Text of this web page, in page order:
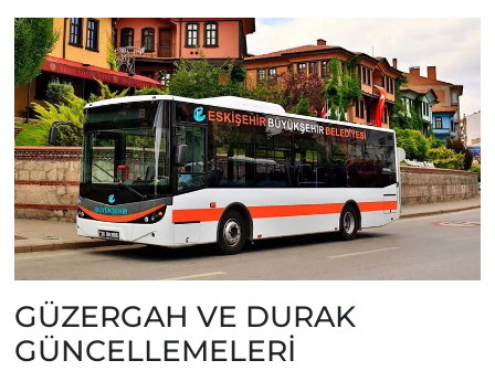
GÜZERGAH VE DURAK
GÜNCELLEMELERİ